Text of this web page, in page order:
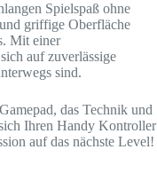
Spielspaß ohne
griffige Oberfläche
Mit einer
auf zuverlässige
sind.
das Technik und
Ihren Handy Kontroller
auf das nächste Level!